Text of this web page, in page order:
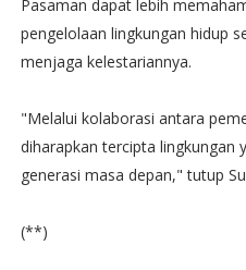
Pasaman dapat lebih
pengelolaan lingkungan hidup
menjaga kelestariannya.
"Melalui kolaborasi antara
diharapkan tercipta lingkungan
generasi masa depan," tutup
(**)